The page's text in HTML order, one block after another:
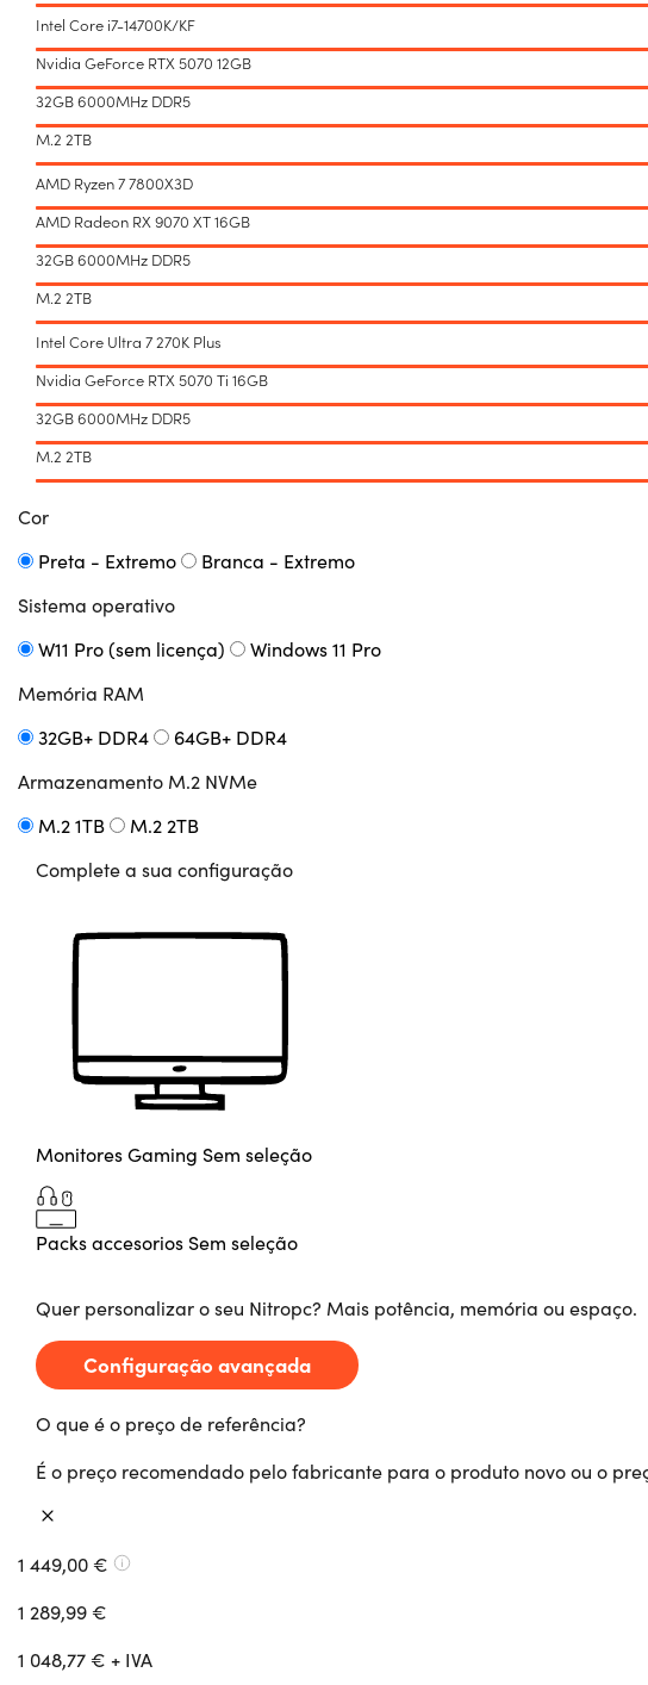
Intel Core i7-14700K/KF
Nvidia GeForce RTX 5070 12GB
32GB 6000MHz DDR5
M.2 2TB
AMD Ryzen 7 7800X3D
AMD Radeon RX 9070 XT 16GB
32GB 6000MHz DDR5
M.2 2TB
Intel Core Ultra 7 270K Plus
Nvidia GeForce RTX 5070 Ti 16GB
32GB 6000MHz DDR5
M.2 2TB
Cor
Preta - Extremo
Branca - Extremo
Sistema operativo
W11 Pro (sem licença)
Windows 11 Pro
Memória RAM
32GB+ DDR4
64GB+ DDR4
Armazenamento M.2 NVMe
M.2 1TB
M.2 2TB
Complete a sua configuração
Monitores Gaming Sem seleção
Packs accesorios Sem seleção
Quer personalizar o seu Nitropc? Mais potência, memória ou espaço.
Configuração avançada
O que é o preço de referência?
É o preço recomendado pelo fabricante para o produto novo ou o
1 449,00 €
1 289,99 €
1 048,77 € + IVA